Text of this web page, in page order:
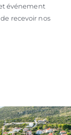
événement
recevoir nos